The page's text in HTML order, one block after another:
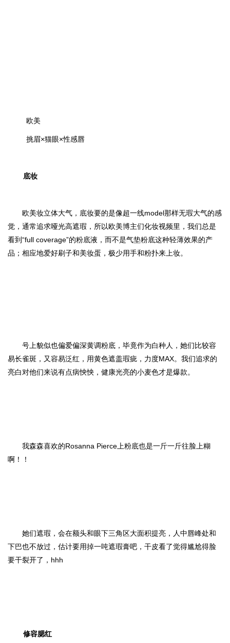
欧美
挑眉×猫眼×性感唇
底妆
欧美妆立体大气，底妆要的是像超一线model那样无瑕大气的感
觉，通常追求哑光高遮瑕，所以欧美博主们化妆视频里，我们总是
看到“full coverage”的粉底液，而不是气垫粉底这种轻薄效果的产
品；相应地爱好刷子和美妆蛋，极少用手和粉扑来上妆。
号上貌似也偏爱偏深黄调粉底，毕竟作为白种人，她们比较容
易长雀斑，又容易泛红，用黄色遮盖瑕疵，力度MAX。我们追求的
亮白对他们来说有点病怏怏，健康光亮的小麦色才是爆款。
我森森喜欢的Rosanna Pierce 上粉底也是一斤一斤往脸上糊
啊！！
她们遮瑕，会在额头和眼下三角区大面积提亮，人中唇峰处和
下巴也不放过，估计要用掉一吨遮瑕膏吧，干皮看了觉得尴尬得脸
要干裂开了，hhh
修容腮红